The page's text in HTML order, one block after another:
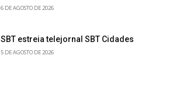
6 DE AGOSTO DE 2026
SBT estreia telejornal SBT Cidades
5 DE AGOSTO DE 2026